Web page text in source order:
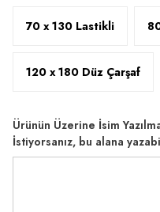
70 x 130 Lastikli
120 x 180 Düz Çarşaf
Ürünün Üzerine İsim
İstiyorsanız, bu alana